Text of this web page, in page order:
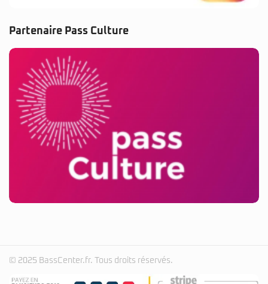
Partenaire Pass Culture
© 2025 BassCenter.fr. Tous droits réservés.